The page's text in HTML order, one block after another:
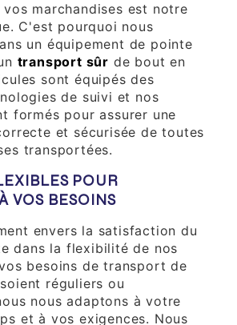
marchandises est notre
C'est pourquoi nous
un équipement de pointe
transport sûr de bout en
sont équipés des
de suivi et nos
formés pour assurer une
et sécurisée de toutes
transportées.
POUR
VOS BESOINS
envers la satisfaction du
dans la flexibilité de nos
besoins de transport de
réguliers ou
nous adaptons à votre
et à vos exigences. Nous